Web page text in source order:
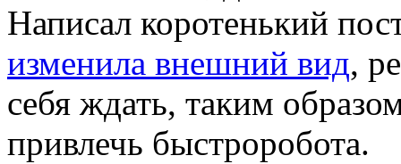
Написал коротенький
изменила внешний вид,
себя ждать, таким
привлечь быстроробота.